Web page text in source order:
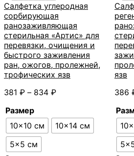
Салфетка углеродная
сорбирующая
ранозаживляющая
стерильная «Артис» для
перевязки, очищения и
быстрого заживления
ран, ожогов, пролежней,
трофических язв
381 ₽ – 834 ₽Диапазон
–
834 ₽
Размер
10×10 см
10×14 см
5×5 см
язв
386